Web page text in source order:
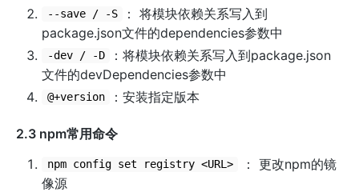
--save / -S
： 将模块依赖关系写入到
package.json文件的dependencies参数中
-dev / -D
：将模块依赖关系写入到package.json
文件的devDependencies参数中
@+version ：安装指定版本
2.3 npm常用命令
npm config set registry <URL>
： 更改npm的镜
像源